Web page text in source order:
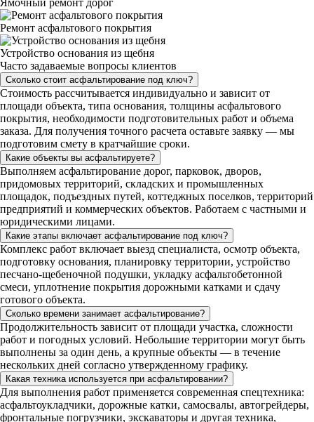
Ямочный ремонт дорог
Ремонт асфальтового покрытия
Устройство основания из щебня
Часто задаваемые вопросы клиентов
Сколько стоит асфальтирование под ключ?
Стоимость рассчитывается индивидуально и зависит от
площади объекта, типа основания, толщины асфальтового
покрытия, необходимости подготовительных работ и объема
заказа. Для получения точного расчета оставьте заявку — мы
подготовим смету в кратчайшие сроки.
Какие объекты вы асфальтируете?
Выполняем асфальтирование дорог, парковок, дворов,
придомовых территорий, складских и промышленных
площадок, подъездных путей, коттеджных поселков, территорий
предприятий и коммерческих объектов. Работаем с частными и
юридическими лицами.
Какие этапы включает асфальтирование под ключ?
Комплекс работ включает выезд специалиста, осмотр объекта,
подготовку основания, планировку территории, устройство
песчано-щебеночной подушки, укладку асфальтобетонной
смеси, уплотнение покрытия дорожными катками и сдачу
готового объекта.
Сколько времени занимает асфальтирование?
Продолжительность зависит от площади участка, сложности
работ и погодных условий. Небольшие территории могут быть
выполнены за один день, а крупные объекты — в течение
нескольких дней согласно утвержденному графику.
Какая техника используется при асфальтировании?
Для выполнения работ применяется современная спецтехника:
асфальтоукладчики, дорожные катки, самосвалы, автогрейдеры,
фронтальные погрузчики, экскаваторы и другая техника,